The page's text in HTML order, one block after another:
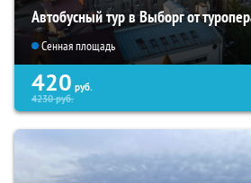
Автобусный тур в Выборг от
Сенная площадь
420 руб.
4230руб.